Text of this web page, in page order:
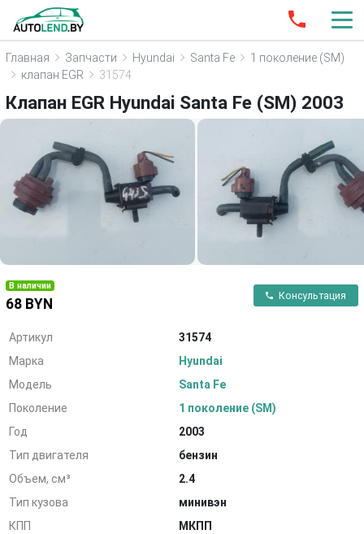
Главная Запчасти Hyundai Santa Fe
1 поколение (SM)
клапан EGR
31574
Клапан EGR Hyundai Santa Fe (SM) 2003
В наличии
68 BYN
Консультация
Артикул
31574
Марка
Hyundai
Модель
Santa Fe
Поколение
1 поколение (SM)
Год
2003
Тип двигателя
бензин
Объем, см³
2.4
Тип кузова
минивэн
КПП
МКПП